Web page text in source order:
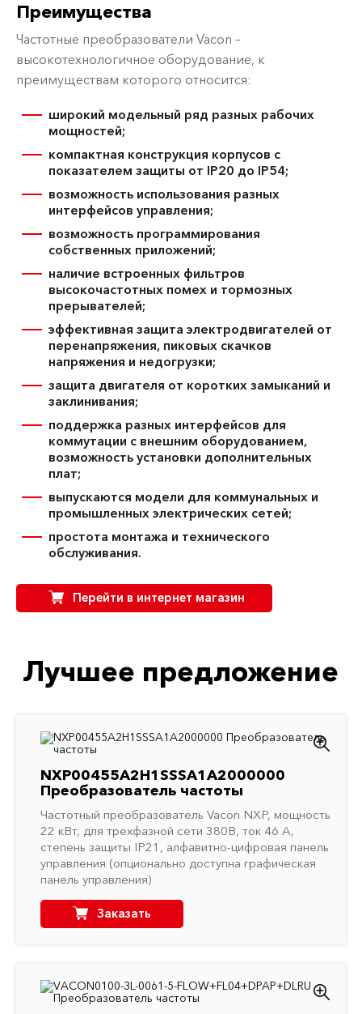
Преимущества
Частотные преобразователи Vacon –
высокотехнологичное оборудование, к
преимуществам которого относится:
широкий модельный ряд разных рабочих
мощностей;
компактная конструкция корпусов с
показателем защиты от IP20 до IP54;
возможность использования разных
интерфейсов управления;
возможность программирования
собственных приложений;
наличие встроенных фильтров
высокочастотных помех и тормозных
прерывателей;
эффективная защита электродвигателей от
перенапряжения, пиковых скачков
напряжения и недогрузки;
защита двигателя от коротких замыканий и
заклинивания;
поддержка разных интерфейсов для
коммутации с внешним оборудованием,
возможность установки дополнительных
плат;
выпускаются модели для коммунальных и
промышленных электрических сетей;
простота монтажа и технического
обслуживания.
Перейти в интернет магазин
Лучшее предложение
NXP00455A2H1SSSA1A2000000
Преобразователь частоты
Частотный преобразователь Vacon NXP, мощность
22 кВт, для трехфазной сети 380В, ток 46 A,
степень защиты IP21, алфавитно-цифровая панель
управления (опционально доступна графическая
панель управления)
Заказать